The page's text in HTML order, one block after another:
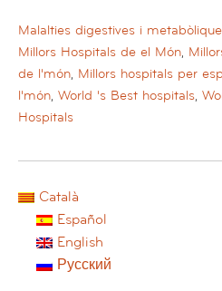
Malalties digestives i
Millors Hospitals de el Món,
de l'món, Millors hospitals per
l'món, World 's Best hospitals,
Hospitals
Català
Español
English
Русский